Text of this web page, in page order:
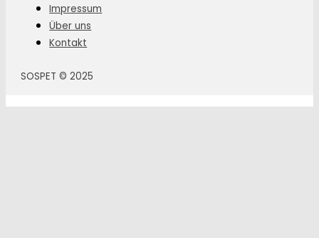
Impressum
Über uns
Kontakt
SOSPET © 2025